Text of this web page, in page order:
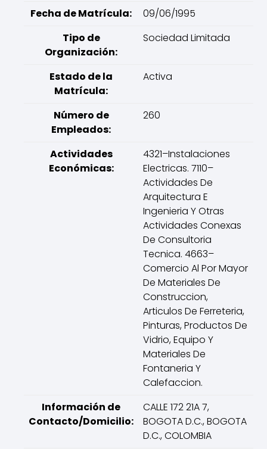
Fecha de Matrícula:
09/06/1995
Tipo de
Organización:
Sociedad Limitada
Estado de la
Matrícula:
Activa
Número de
Empleados:
260
Actividades
Económicas:
4321–Instalaciones
Electricas. 7110–
Actividades De
Arquitectura E
Ingenieria Y Otras
Actividades Conexas
De Consultoria
Tecnica. 4663–
Comercio Al Por Mayor
De Materiales De
Construccion,
Articulos De Ferreteria,
Pinturas, Productos De
Vidrio, Equipo Y
Materiales De
Fontaneria Y
Calefaccion.
Información de
Contacto/Domicilio:
CALLE 172 21A 7,
BOGOTA D.C., BOGOTA
D.C., COLOMBIA